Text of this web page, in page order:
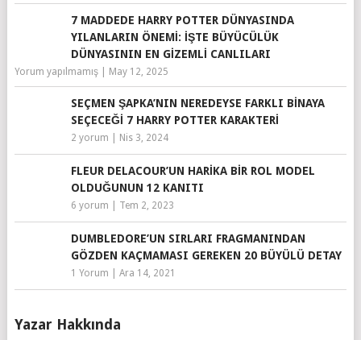
7 MADDEDE HARRY POTTER DÜNYASINDA
YILANLARIN ÖNEMI: İŞTE BÜYÜCÜLÜK
DÜNYASININ EN GIZEMLI CANLILARI
Yorum yapılmamış| May 12, 2025
SEÇMEN ŞAPKA’NIN NEREDEYSE FARKLI BINAYA
SEÇECEĞI 7 HARRY POTTER KARAKTERI
2 yorum Nis 3, 2024
FLEUR DELACOUR’UN HARIKA BIR ROL MODEL
OLDUĞUNUN 12 KANITI
6 yorum Tem 2, 2023
DUMBLEDORE’UN SIRLARI FRAGMANINDAN
GÖZDEN KAÇMAMASI GEREKEN 20 BÜYÜLÜ DETAY
1 Yorum Ara 14, 2021
Yazar Hakkında